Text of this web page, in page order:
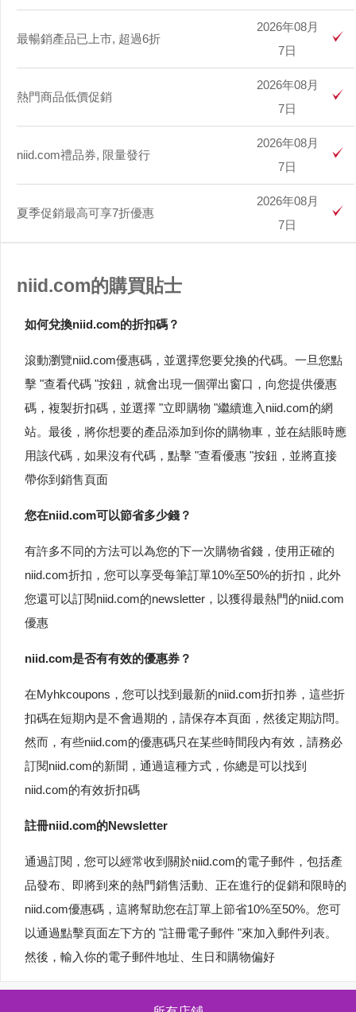
最暢銷產品已上市, 超過6折
2026年08月
7日
熱門商品低價促銷
2026年08月
7日
niid.com禮品券, 限量發行
2026年08月
7日
夏季促銷最高可享7折優惠
2026年08月
7日
niid.com的購買貼士
如何兌換niid.com的折扣碼？
滾動瀏覽niid.com優惠碼，並選擇您要兌換的代碼。一旦您點
擊 "查看代碼 "按鈕，就會出現一個彈出窗口，向您提供優惠
碼，複製折扣碼，並選擇 "立即購物 "繼續進入niid.com的網
站。最後，將你想要的產品添加到你的購物車，並在結賬時應
用該代碼，如果沒有代碼，點擊 "查看優惠 "按鈕，並將直接
帶你到銷售頁面
您在niid.com可以節省多少錢？
有許多不同的方法可以為您的下一次購物省錢，使用正確的
niid.com折扣，您可以享受每筆訂單10%至50%的折扣，此外
您還可以訂閱niid.com的newsletter，以獲得最熱門的niid.com
優惠
niid.com是否有有效的優惠券？
在Myhkcoupons，您可以找到最新的niid.com折扣券，這些折
扣碼在短期內是不會過期的，請保存本頁面，然後定期訪問。
然而，有些niid.com的優惠碼只在某些時間段內有效，請務必
訂閱niid.com的新聞，通過這種方式，你總是可以找到
niid.com的有效折扣碼
註冊niid.com的Newsletter
通過訂閱，您可以經常收到關於niid.com的電子郵件，包括產
品發布、即將到來的熱門銷售活動、正在進行的促銷和限時的
niid.com優惠碼，這將幫助您在訂單上節省10%至50%。您可
以通過點擊頁面左下方的 "註冊電子郵件 "來加入郵件列表。
然後，輸入你的電子郵件地址、生日和購物偏好